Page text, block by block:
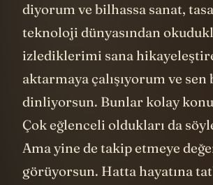
diyorum ve bilhassa sanat,
teknoloji dünyasından
izlediklerimi sana
aktarmaya çalışıyorum ve sen
dinliyorsun. Bunlar kolay
Çok eğlenceli oldukları da
Ama yine de takip etmeye
görüyorsun. Hatta hayatına